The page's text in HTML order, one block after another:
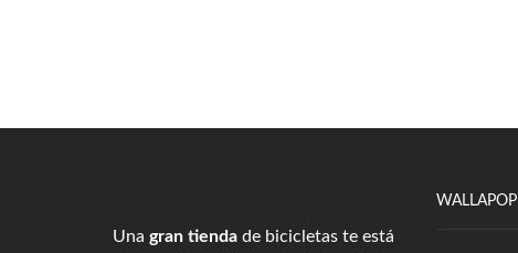
Una gran tienda de bicicletas te está
WALLAPOP